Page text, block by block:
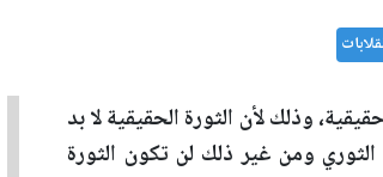
وذلك لأن الثورة الحقيقية لا بد
ومن غير ذلك لن تكون الثورة